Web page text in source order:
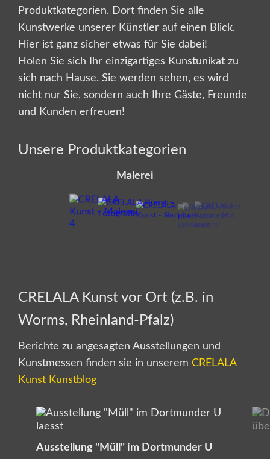
Produktkategorien. Dort finden Sie alle
Kunstwerke unserer Künstler auf einen Blick.
Hier ist ganz sicher etwas für Sie dabei!
Holen Sie sich Ihr einzigartiges Kunstunikat zu
sich nach Hause. Sie werden sehen, es wird
nicht nur Sie, sondern auch Ihre Gäste, Freunde
und Kunden erfreuen!
Unsere Produktkategorien
Malerei
CRELALA Kunst vor Ort (z.B. in
Worms, Rheinland-Pfalz)
Berichte zu angesagten Ausstellungen und
Kunstmessen finden sie in unserem CRELALA
Kunst Kunstblog
Ausstellung "Müll" im Dortmunder U